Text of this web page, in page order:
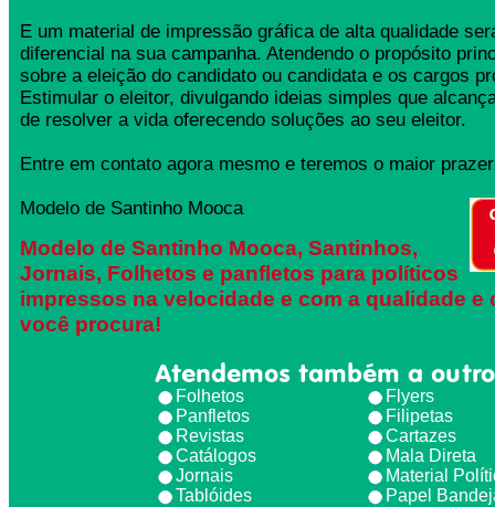
E um material de impressão gráfica de alta qualidade
diferencial na sua campanha. Atendendo o propósito
sobre a eleição do candidato ou candidata e os cargos
Estimular o eleitor, divulgando ideias simples que
de resolver a vida oferecendo soluções ao seu eleitor.
Entre em contato agora mesmo e teremos o maior
Modelo de Santinho Mooca
Modelo de Santinho Mooca, Santinhos,
Jornais, Folhetos e panfletos para políticos
impressos na velocidade e com a qualidade e
você procura!
Atendemos também a
Folhetos
Panfletos
Revistas
Catálogos
Jornais
Tablóides
Flyers
Filipetas
Cartazes
Mala Direta
Material
Papel